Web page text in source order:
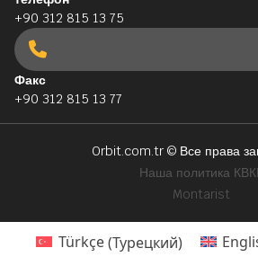
+90 312 815 13 75
Факс
+90 312 815 13 77
Orbit.com.tr © Все права
Наша политика
Montarist
Türkçe(Турецкий)